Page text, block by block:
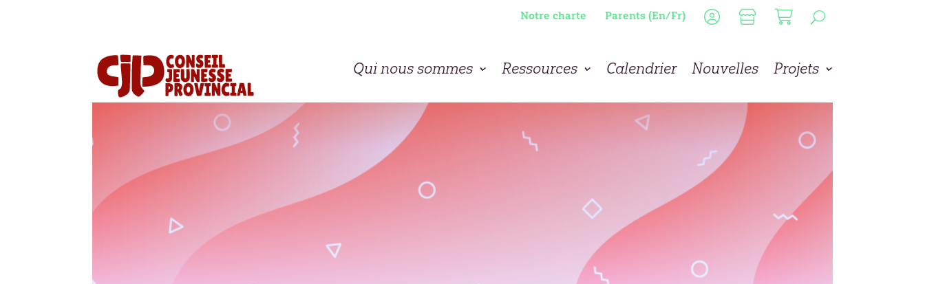
Notre charte Parents (En/Fr)
Qui nous sommes Ressources Calendrier Nouvelles Projets